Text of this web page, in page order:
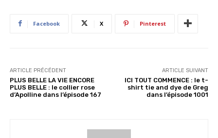
…
Facebook X Pinterest
ARTICLE PRÉCÉDENT
PLUS BELLE LA VIE ENCORE
PLUS BELLE : le collier rose
d’Apolline dans l’épisode 167
ARTICLE SUIVANT
ICI TOUT COMMENCE : le t-
shirt tie and dye de Greg
dans l’épisode 1001